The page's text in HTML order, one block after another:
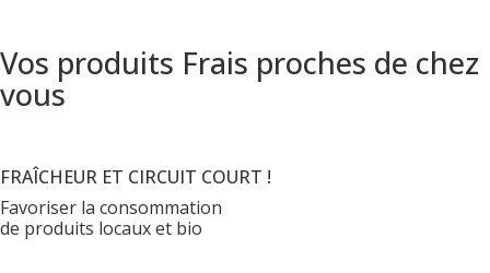
Vos produits Frais proches de chez
vous
FRAÎCHEUR ET CIRCUIT COURT !
Favoriser la consommation
de produits locaux et bio